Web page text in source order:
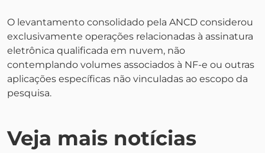
O levantamento consolidado pela ANCD considerou
exclusivamente operações relacionadas à assinatura
eletrônica qualificada em nuvem, não
contemplando volumes associados à NF-e ou outras
aplicações específicas não vinculadas ao escopo da
pesquisa.
Veja mais notícias